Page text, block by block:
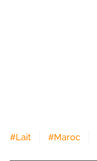
#Lait #Maroc